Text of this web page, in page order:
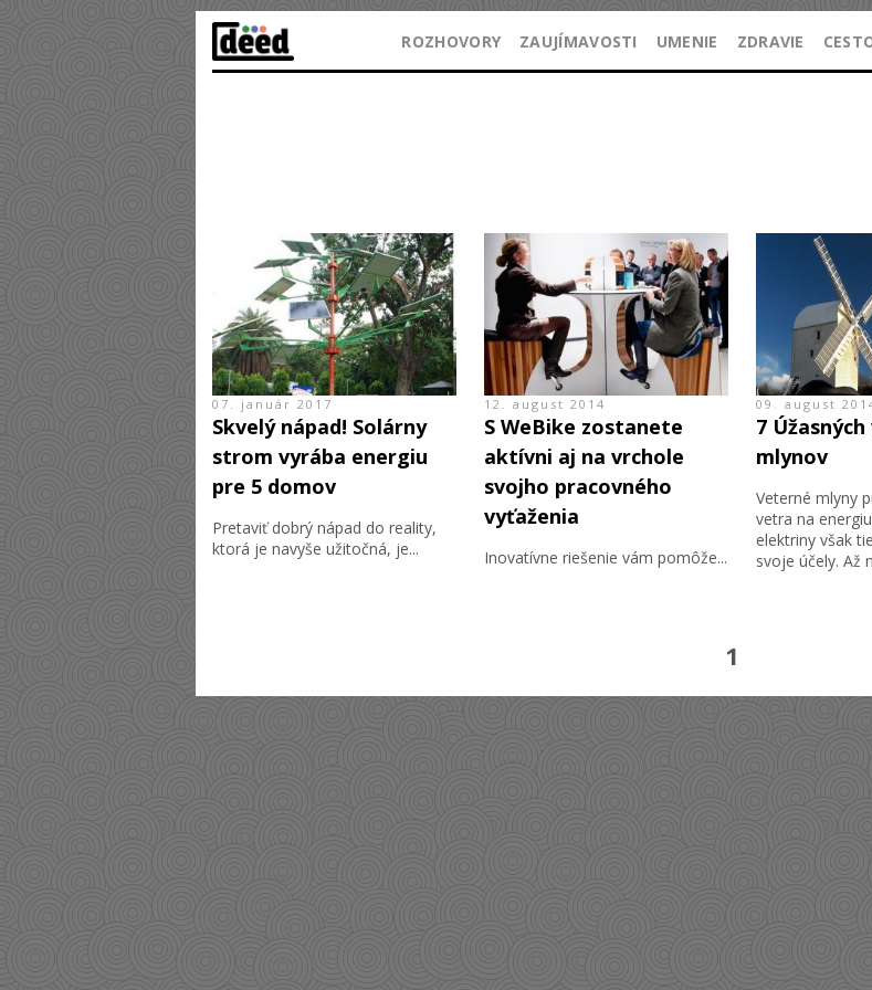
ROZHOVORY ZAUJÍMAVOSTI UMENIE ZDRAVIE
07. január 2017
Skvelý nápad! Solárny
strom vyrába energiu
pre 5 domov
Pretaviť dobrý nápad do reality,
ktorá je navyše užitočná, je...
12. august 2014
S WeBike zostanete
aktívni aj na vrchole
svojho pracovného
vyťaženia
Inovatívne riešenie vám pomôže...
09. august
7
mlynov
Veterné mlyny
vetra na
elektriny však
svoje účely. Až
1